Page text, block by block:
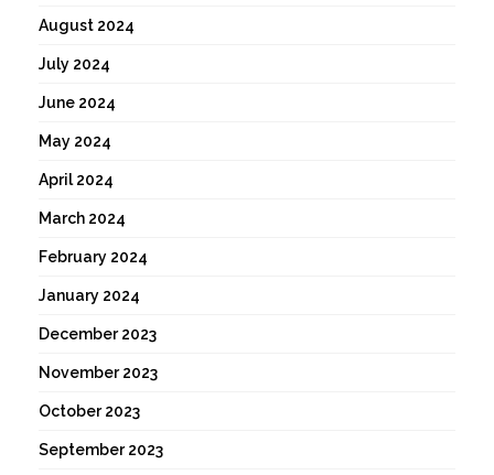
August 2024
July 2024
June 2024
May 2024
April 2024
March 2024
February 2024
January 2024
December 2023
November 2023
October 2023
September 2023